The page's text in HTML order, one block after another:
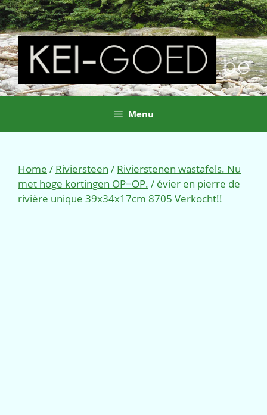
Ga
naar
de
inhoud
Menu
Home / Riviersteen / Rivierstenen wastafels. Nu
met hoge kortingen OP=OP. / évier en pierre de
rivière unique 39x34x17cm 8705 Verkocht!!